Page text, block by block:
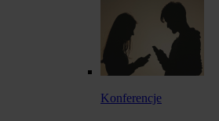
Konferencje